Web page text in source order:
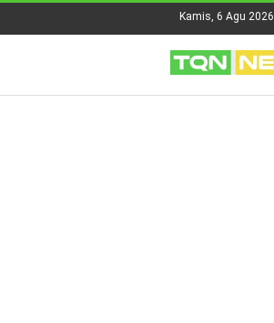
Kamis, 6 Agu 2026